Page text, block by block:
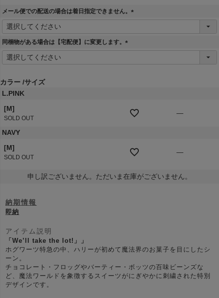
メール便での配送の場合は着日指定できません。
(
同梱物がある場合は【宅配便】に変更します。
(
カラー サイズ
L.PINK
[M]
SOLD OUT
—
NAVY
[M]
SOLD OUT
—
申し訳ございません。ただいま在庫がございません。
納期情報
即納
アイテム説明
「We’ll take the lot!」」
ホグワーツ特急の中、ハリーが初めて魔法界のお菓子を目にしたシ
ーン。
チョコレート・フロッグやバーティー・ボッツの百味ビーンズな
ど、魔法ワールドを象徴するスイーツがにぎやかに刺繍された特別
デザインです。